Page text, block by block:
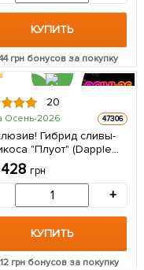
КУПИТЬ
грн бонусов за покупку
20
Осень-2026 47306
Гибрид сливы-
"Плуот" (Dapple
в
428 грн
+
КУПИТЬ
грн бонусов за покупку